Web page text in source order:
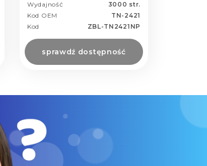
Wydajność
3000 str.
Kod OEM
TN-2421
Kod
ZBL-TN2421NP
sprawdź dostępność